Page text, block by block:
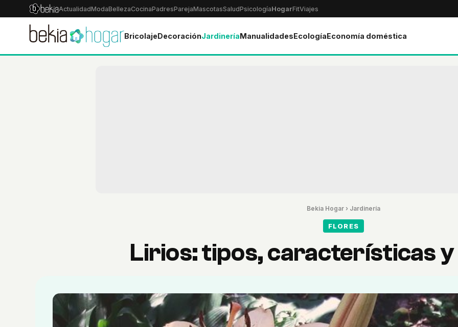
ActualidadModaBellezaCocinaPadresParejaMascotasSaludPsicologíaHogarFitViajes
BricolajeDecoraciónJardineríaManualidadesEcologíaEconomía doméstica
Bekia Hogar › Jardinería
FLORES
Lirios: tipos, características y